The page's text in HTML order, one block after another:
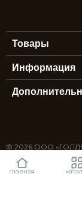
Товары
Информация
© 2026 ООО
StexSoft
главная